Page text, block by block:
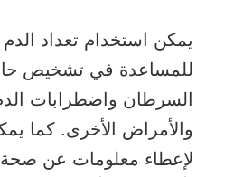
للمساعدة في تشخيص
السرطان واضطرابات
والأمراض الأخرى. كما
لإعطاء معلومات عن صحة